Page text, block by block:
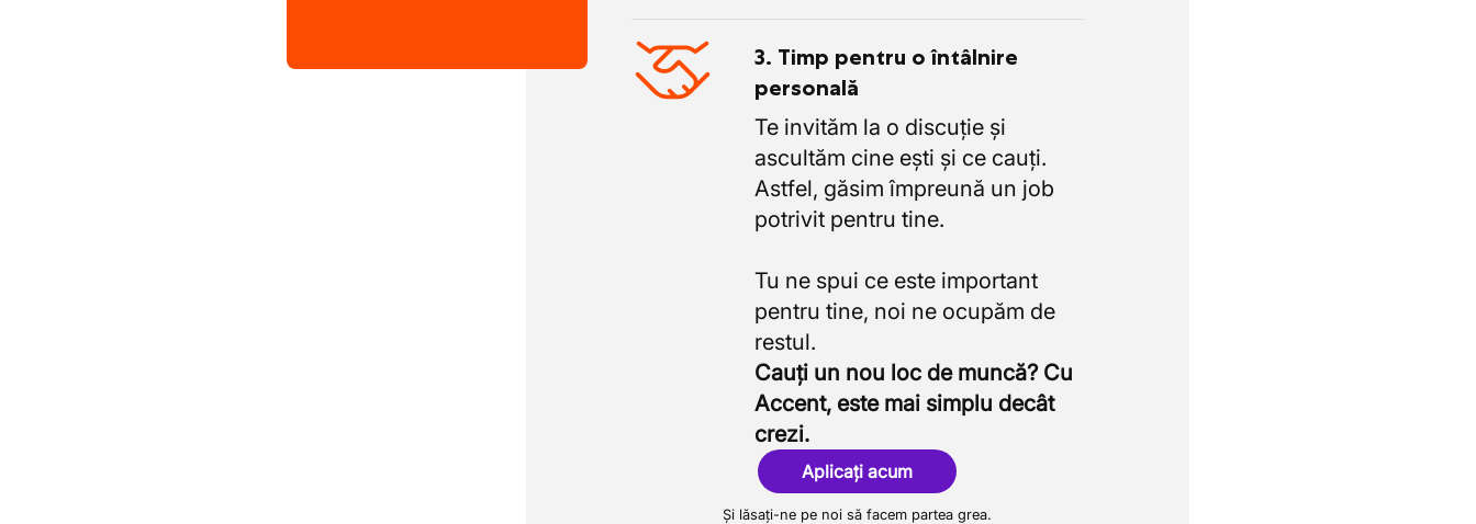
3. Timp pentru o întâlnire
personală
Te invităm la o discuție și
ascultăm cine ești și ce cauți.
Astfel, găsim împreună un job
potrivit pentru tine.
Tu ne spui ce este important
pentru tine, noi ne ocupăm de
Cauți un nou loc de muncă? Cu
Accent, este mai simplu decât
crezi.
Aplicați acum
Și lăsați-ne pe noi să facem partea grea.